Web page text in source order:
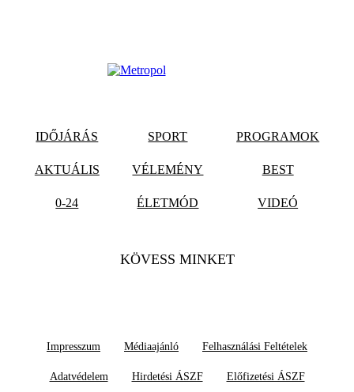
IDŐJÁRÁS SPORT PROGRAMOK
AKTUÁLIS VÉLEMÉNY BEST
0-24 ÉLETMÓD VIDEÓ
KÖVESS MINKET
Impresszum Médiaajánló Felhasználási Feltételek
Adatvédelem Hirdetési ÁSZF Előfizetési ÁSZF